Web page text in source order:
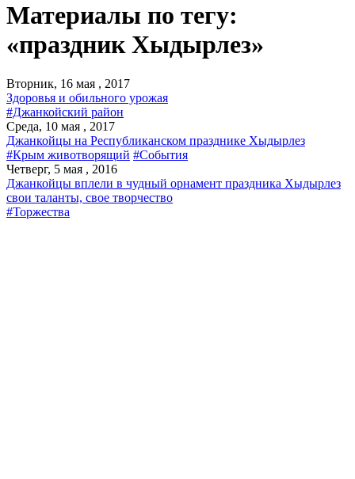
Материалы по тегу:
«праздник Хыдырлез»
Вторник, 16 мая , 2017
Здоровья и обильного урожая
#Джанкойский район
Среда, 10 мая , 2017
Джанкойцы на Республиканском празднике Хыдырлез
#Крым животворящий #События
Четверг, 5 мая , 2016
Джанкойцы вплели в чудный орнамент праздника Хыдырлез
свои таланты, свое творчество
#Торжества